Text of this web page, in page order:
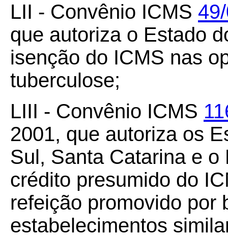
LII - Convênio ICMS
que autoriza o Estado
isenção do ICMS nas
tuberculose;
LIII - Convênio ICMS
2001, que autoriza os
Sul, Santa Catarina e
crédito presumido do
refeição promovido por
estabelecimentos